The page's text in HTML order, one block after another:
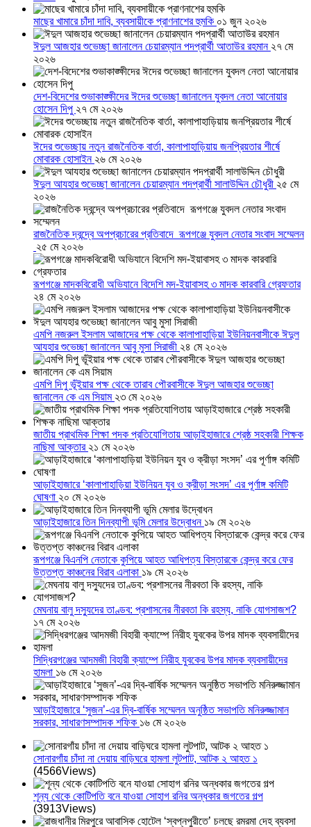
মাছের খামারে চাঁদা দাবি, ব্যবসায়ীকে প্রাণনাশের হুমকি ০১ জুন ২০২৬
ঈদুল আজহার শুভেচ্ছা জানালেন চেয়ারম্যান পদপ্রার্থী আতাউর রহমান ২৭ মে
২০২৬
দেশ-বিদেশের শুভাকাঙ্ক্ষীদের ঈদের শুভেচ্ছা জানালেন যুবদল নেতা আনোয়ার
হোসেন দিপু ২৭ মে ২০২৬
ঈদের শুভেচ্ছায় নতুন রাজনৈতিক বার্তা, কালাপাহাড়িয়ায় জনপ্রিয়তার শীর্ষে
মোবারক হোসাইন ২৬ মে ২০২৬
ঈদুল আযহার শুভেচ্ছা জানালেন চেয়ারম্যান পদপ্রার্থী সালাউদ্দিন চৌধুরী ২৫ মে
২০২৬
রাজনৈতিক দ্বন্দ্বে অপপ্রচারের প্রতিবাদে ‎রূপগঞ্জে যুবদল নেতার সংবাদ সম্মেলন
২৫ মে ২০২৬
রূপগঞ্জে মাদকবিরোধী অভিযানে বিদেশি মদ-ইয়াবাসহ ৩ মাদক কারবারি গ্রেফতার
২৪ মে ২০২৬
এমপি নজরুল ইসলাম আজাদের পক্ষ থেকে কালাপাহাড়িয়া ইউনিয়নবাসীকে ঈদুল
আযহার শুভেচ্ছা জানালেন আবু মুসা সিরাজী ২৪ মে ২০২৬
এমপি দিপু ভূঁইয়ার পক্ষ থেকে তারাব পৌরবাসীকে ঈদুল আজহার শুভেচ্ছা
জানালেন কে এম সিয়াম ২৩ মে ২০২৬
জাতীয় প্রাথমিক শিক্ষা পদক প্রতিযোগিতায় আড়াইহাজারে শ্রেষ্ঠ সহকারী শিক্ষক
নাছিমা আক্তার ২১ মে ২০২৬
আড়াইহাজারে ‘কালাপাহাড়িয়া ইউনিয়ন যুব ও ক্রীড়া সংসদ’ এর পূর্ণাঙ্গ কমিটি
ঘোষণা ২০ মে ২০২৬
আড়াইহাজারে তিন দিনব্যাপী ভূমি মেলার উদ্বোধন ১৯ মে ২০২৬
রূপগঞ্জে বিএনপি নেতাকে কুপিয়ে আহত আধিপত্য বিস্তারকে কেন্দ্র করে ফের
উত্তপ্ত কাঞ্চনের বিরাব এলাকা ১৯ মে ২০২৬
মেঘনায় বালু দস্যুদের তাণ্ডব: প্রশাসনের নীরবতা কি রহস্য, নাকি যোগসাজশ?
১৭ মে ২০২৬
সিদ্ধিরগঞ্জের আদমজী বিহারী ক্যাম্পে নিরীহ যুবকের উপর মাদক ব্যবসায়ীদের
হামলা ১৬ মে ২০২৬
আড়াইহাজারে ‘সুজন’-এর দ্বি-বার্ষিক সম্মেলন অনুষ্ঠিত সভাপতি মনিরুজ্জামান
সরকার, সাধারণসম্পাদক শফিক ১৬ মে ২০২৬
সোনারগাঁয় চাঁদা না দেয়ায় বাড়িঘরে হামলা লুটপাট, আটক ২ আহত ১
(4566Views)
শূন্য থেকে কোটিপতি বনে যাওয়া সোহাগ রনির অন্ধকার জগতের গল্প
(3913Views)